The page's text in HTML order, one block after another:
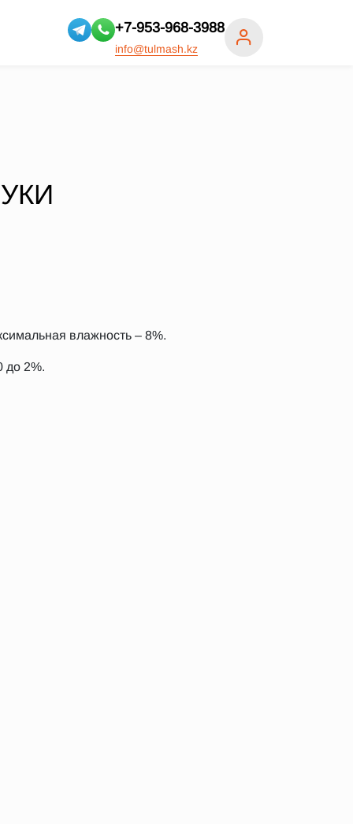
+7-953-968-3988
info@tulmash.kz
влажность – 8%.
до 2%.